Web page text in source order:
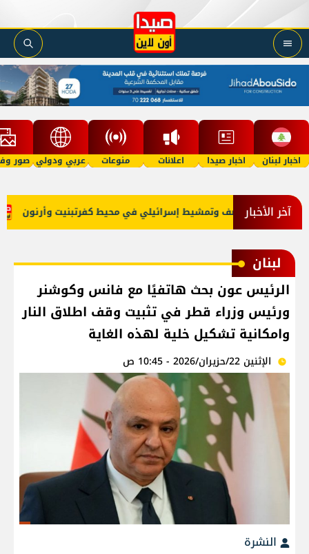
اخبار لبنان اخبار صيدا اعلانات منوعات عربي ودولي صور
آخر الأخبارقصف وتمشيط إسرائيلي في محيط كفرتبنيت وأرنون
لبنان
الرئيس عون بحث هاتفيًا مع فانس وكوشنر
ورئيس وزراء قطر في تثبيت وقف اطلاق النار
وامكانية تشكيل خلية لهذه الغاية
الإثنين 22/حزيران/2026 - 10:45 ص
النشرة